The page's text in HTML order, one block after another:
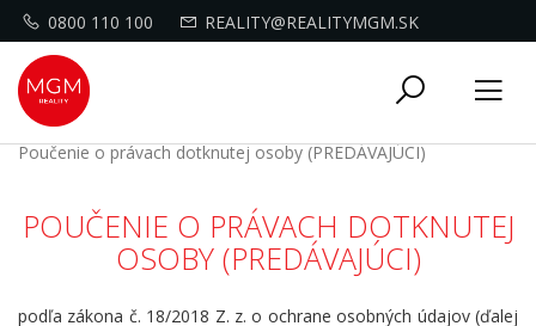
0800 110 100 REALITY@REALITYMGM.SK
Toggle
Poučenie o právach dotknutej osoby (PREDÁVAJÚCI)
POUČENIE O PRÁVACH DOTKNUTEJ
OSOBY (PREDÁVAJÚCI)
podľa zákona č. 18/2018 Z. z. o ochrane osobných údajov (ďalej